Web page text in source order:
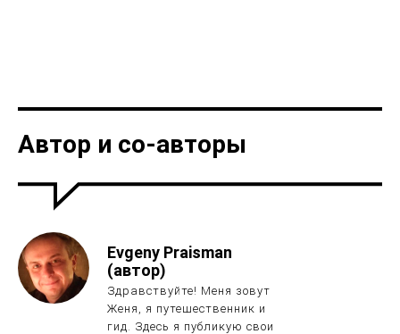
Автор и со-авторы
Evgeny Praisman
(автор)
Здравствуйте! Меня зовут
Женя, я путешественник и
гид. Здесь я публикую свои